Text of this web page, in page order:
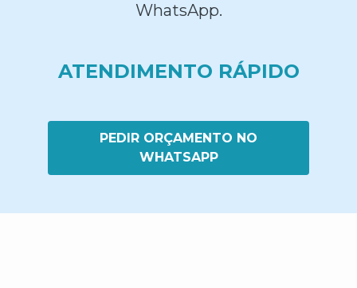
WhatsApp.
ATENDIMENTO RÁPIDO
PEDIR ORÇAMENTO NO
WHATSAPP